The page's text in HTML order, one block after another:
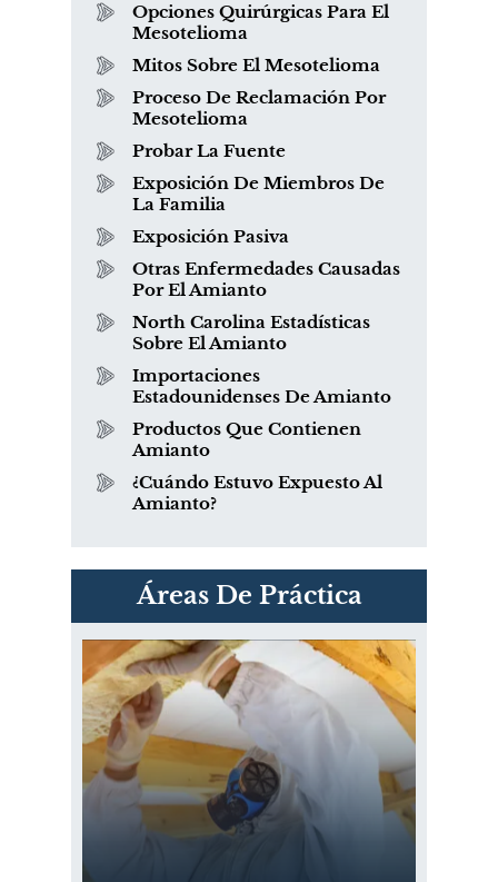
Opciones Quirúrgicas Para El
Mesotelioma
Mitos Sobre El Mesotelioma
Proceso De Reclamación Por
Mesotelioma
Probar La Fuente
Exposición De Miembros De
La Familia
Exposición Pasiva
Otras Enfermedades Causadas
Por El Amianto
North Carolina Estadísticas
Sobre El Amianto
Importaciones
Estadounidenses De Amianto
Productos Que Contienen
Amianto
¿Cuándo Estuvo Expuesto Al
Amianto?
Áreas De Práctica
PVC Cloruro de polivinilo
Exposición